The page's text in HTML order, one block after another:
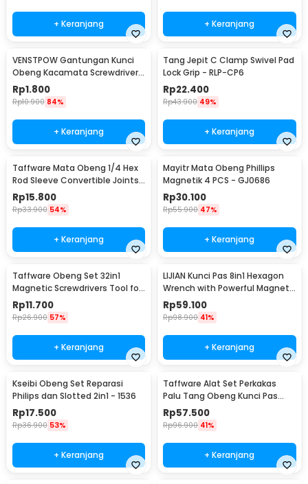
+ Keranjang + Keranjang
VENSTPOW Gantungan Kunci
Obeng Kacamata Screwdriver
Plus Minus Hexagon - V001
Rp1.800
Rp10.900 84%
+ Keranjang
Tang Jepit C Clamp Swivel Pad
Lock Grip - RLP-CP6
Rp22.400
Rp43.900 49%
+ Keranjang
Taffware Mata Obeng 1/4 Hex
Rod Sleeve Convertible Joints
8 PCS
Rp15.800
Rp33.900 54%
+ Keranjang
Mayitr Mata Obeng Phillips
Magnetik 4 PCS - GJ0686
Rp30.100
Rp55.900 47%
+ Keranjang
Taffware Obeng Set 32in1
Magnetic Screwdrivers Tool for
Smartphone - 7089C
Rp11.700
Rp26.900 57%
+ Keranjang
LIJIAN Kunci Pas 8in1 Hexagon
Wrench with Powerful Magnet
- LJ21
Rp59.100
Rp98.900 41%
+ Keranjang
Kseibi Obeng Set Reparasi
Philips dan Slotted 2in1 - 1536
Rp17.500
Rp36.900 53%
+ Keranjang
Taffware Alat Set Perkakas
Palu Tang Obeng Kunci Pas
15in1 - YL-8016
Rp57.500
Rp96.900 41%
+ Keranjang